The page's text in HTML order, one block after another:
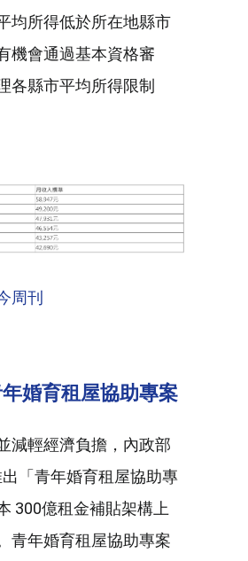
均所得低於所在地縣市
機會通過基本資格審
各縣市平均所得限制
周刊
婚育租屋協助專案
減輕經濟負擔，內政部
「青年婚育租屋協助專
300億租金補貼架構上
青年婚育租屋協助專案